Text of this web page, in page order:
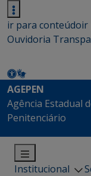
ir para conteúdoir
Ouvidoria
AGEPEN
Agência Estadual
Penitenciário
Institucional